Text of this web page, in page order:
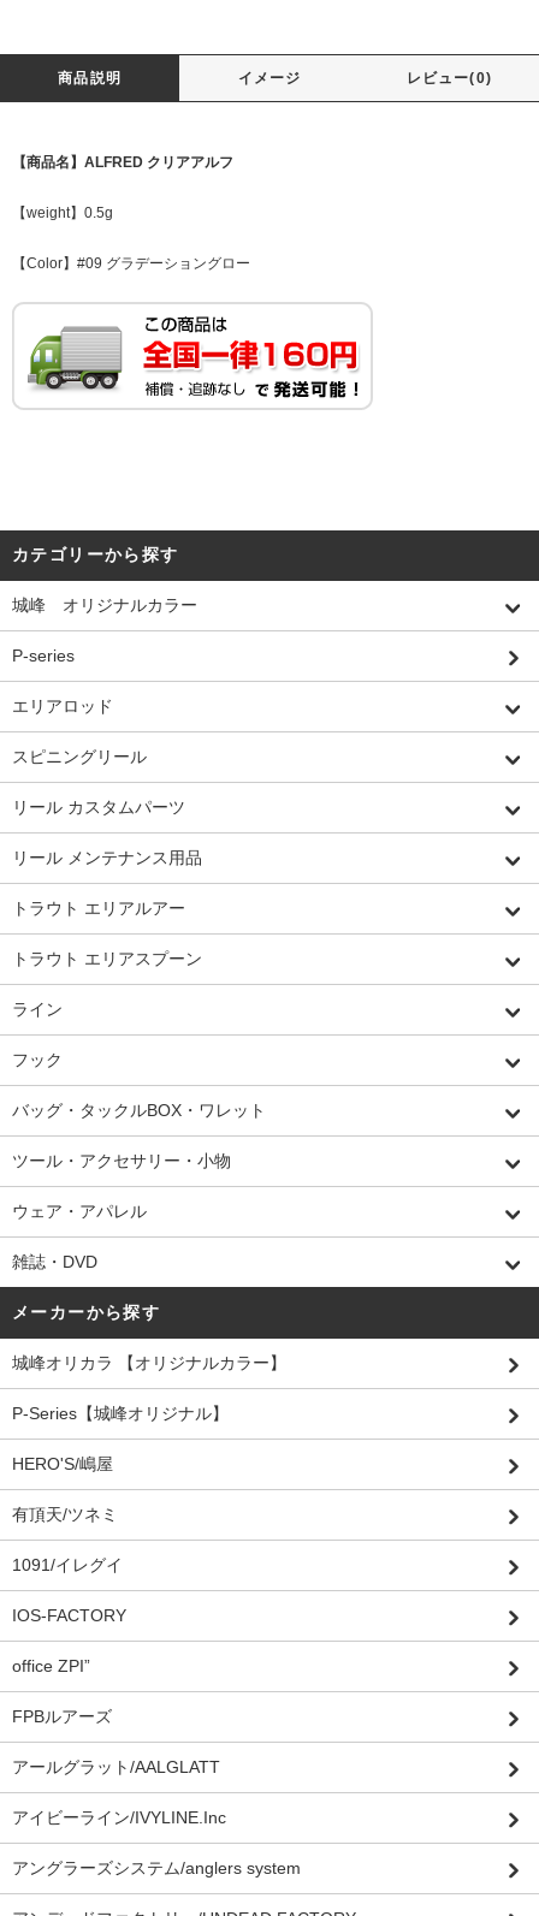
商品説明 イメージ レビュー(0)
【商品名】ALFRED クリアアルフ
【weight】0.5g
【Color】#09 グラデーショングロー
カテゴリーから探す
城峰 オリジナルカラー
P-series
エリアロッド
スピニングリール
リール カスタムパーツ
リール メンテナンス用品
トラウト エリアルアー
トラウト エリアスプーン
ライン
フック
バッグ・タックルBOX・ワレット
ツール・アクセサリー・小物
ウェア・アパレル
雑誌・DVD
メーカーから探す
城峰オリカラ 【オリジナルカラー】
P-Series【城峰オリジナル】
HERO'S/嶋屋
有頂天/ツネミ
1091/イレグイ
IOS-FACTORY
office ZPI”
FPBルアーズ
アールグラット/AALGLATT
アイビーライン/IVYLINE.Inc
アングラーズシステム/anglers system